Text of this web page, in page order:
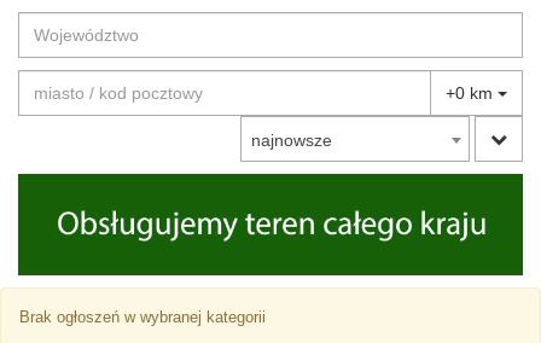
+0 km
najnowsze
Brak ogłoszeń w wybranej kategorii